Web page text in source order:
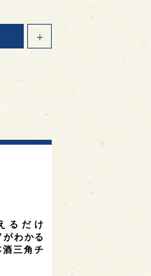
＋
山県 6
根県 5
るだけ
わかる
三角チ